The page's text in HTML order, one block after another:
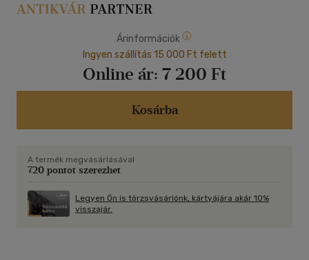
Árinformációk
Ingyen szállítás 15 000 Ft felett
Online ár: 7 200 Ft
Kosárba
A termék megvásárlásával
720 pontot szerezhet
Legyen Ön is törzsvásárlónk, kártyájára akár 10%
visszajár.